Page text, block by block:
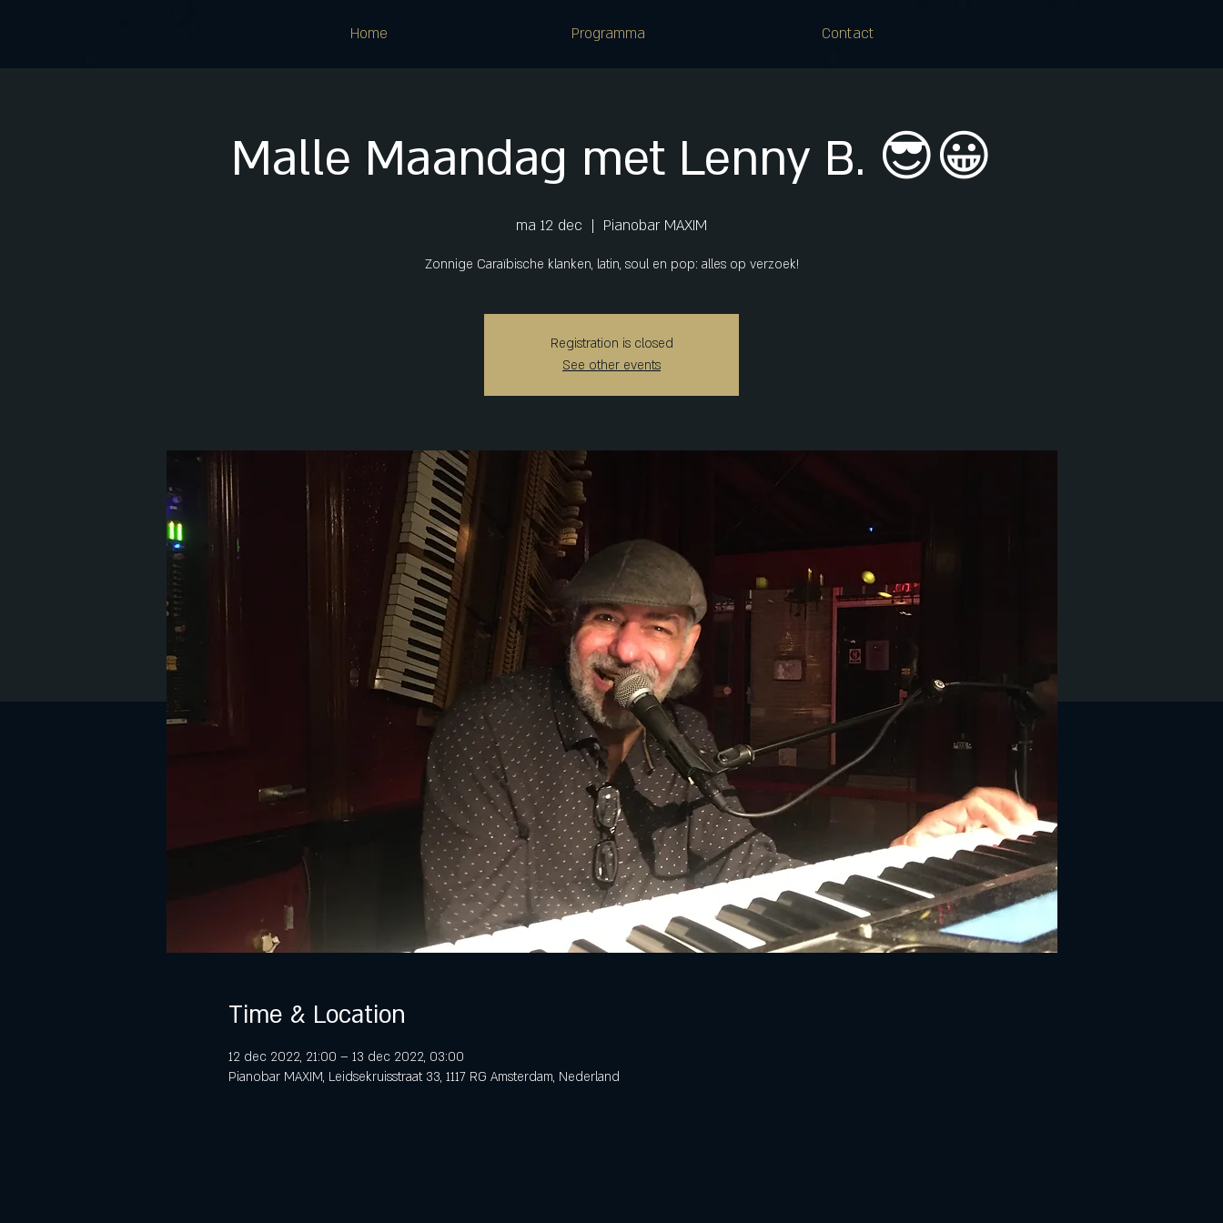
Home Programma Contact
Malle Maandag met Lenny B. 😎😀
ma 12 dec
  |
Pianobar MAXIM
Zonnige Caraïbische klanken, latin, soul en pop: alles op verzoek!
Registration is closed
See other events
Time & Location
12 dec 2022, 21:00 – 13 dec 2022, 03:00
Pianobar MAXIM, Leidsekruisstraat 33, 1117 RG Amsterdam, Nederland